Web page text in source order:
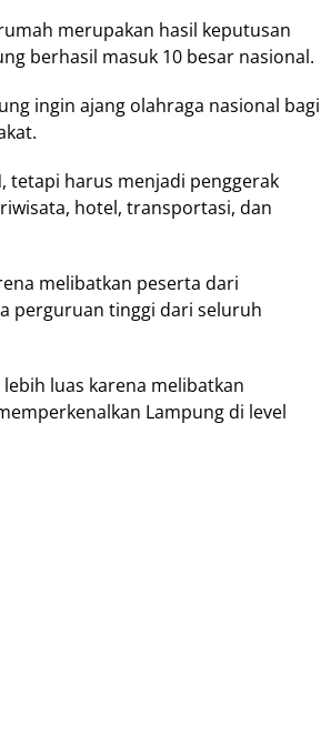
merupakan hasil keputusan
berhasil masuk 10 besar nasional.
ingin ajang olahraga nasional bagi
tetapi harus menjadi penggerak
hotel, transportasi, dan
melibatkan peserta dari
perguruan tinggi dari seluruh
luas karena melibatkan
Lampung di level